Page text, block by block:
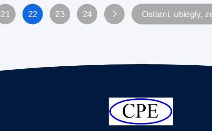
21 22 23 24 Ostatni, ubiegły,